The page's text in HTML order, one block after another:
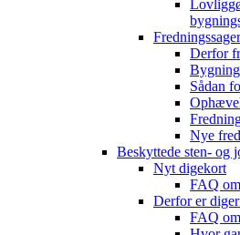
Derfor
Sådan
Nye
Beskyttede sten- og
Nyt digekort
FAQ
Derfor er
FAQ